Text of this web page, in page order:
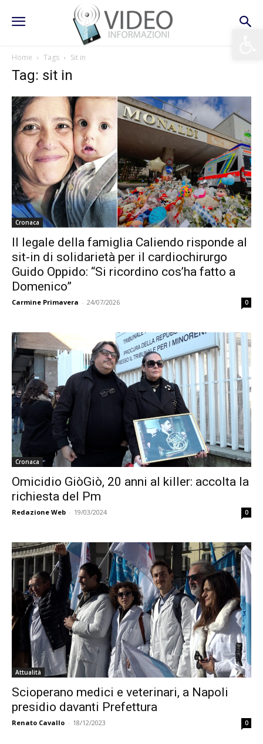
Home Tags Sit in
Tag: sit in
Cronaca
Il legale della famiglia Caliendo risponde al
sit-in di solidarietà per il cardiochirurgo
Guido Oppido: “Si ricordino cos’ha fatto a
Domenico”
Carmine Primavera - 24/07/2026 0
Cronaca
Omicidio GiòGiò, 20 anni al killer: accolta la
richiesta del Pm
Redazione Web - 19/03/2024 0
Attualità
Scioperano medici e veterinari, a Napoli
presidio davanti Prefettura
Renato Cavallo - 18/12/2023 0